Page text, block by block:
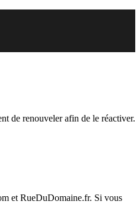
de renouveler afin de le réactiver.
et RueDuDomaine.fr. Si vous